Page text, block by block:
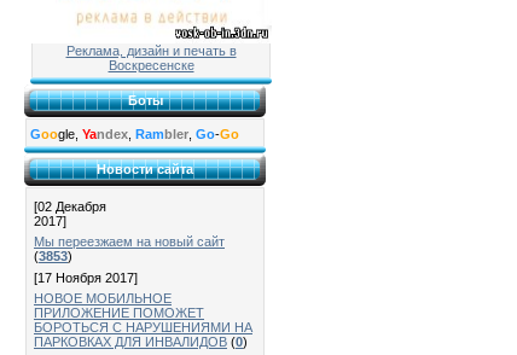
Реклама, дизайн и печать в
Воскресенске
Боты
Google, Yandex Rambler Go-Go
Новости сайта
[02 Декабря
2017]
Мы переезжаем на новый сайт
(3853)
[17 Ноября 2017]
НОВОЕ МОБИЛЬНОЕ
ПРИЛОЖЕНИЕ ПОМОЖЕТ
БОРОТЬСЯ С НАРУШЕНИЯМИ НА
ПАРКОВКАХ ДЛЯ ИНВАЛИДОВ (0)